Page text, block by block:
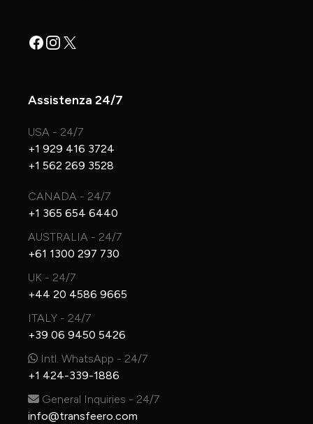
Facebook
Instagram
X
Assistenza 24/7
USA - 24/7
+1 929 416 3724
+1 562 269 3528
CANADA - 24/7
+1 365 654 6440
AUSTRALIA - 24/7
+61 1300 297 730
UK - 24/7
+44 20 4586 9665
ITALY - 24/7
+39 06 9450 5426
Intl. WhatsApp - 24/7
+1 424-339-1886
General Inquiries - 24/7
info@transfeero.com